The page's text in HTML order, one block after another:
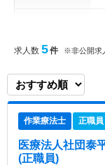
特色
求人数 5件 ※非公開求
作業療法士 正職員
医療法人社団泰
(正職員)